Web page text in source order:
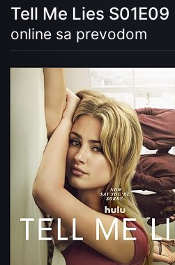
Tell Me Lies
online sa prevodom